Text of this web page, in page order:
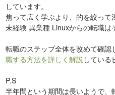
しています。
焦って広く学ぶより、的を絞って
未経験 異業種 Linuxからの転職は
転職のステップ全体を改めて確認
職する方法を詳しく解説 している
P.S
半年間という期間は長いようで、